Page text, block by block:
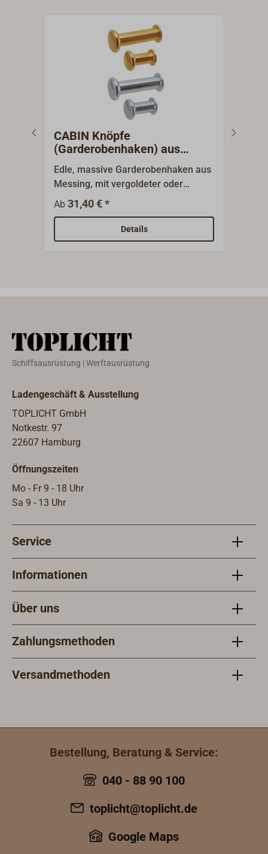
CABIN Knöpfe
(Garderobenhaken) aus
Edle, massive Garderobenhaken aus
Messing, mit vergoldeter oder
verchromter Oberfläche. Die Haken
laufen nicht an.Verdeckte
Wandbefestigung mit Gewindehülse.
Ab31,40 € *
Details
Schiffsausrüstung | Werftausrüstung
Ladengeschäft & Ausstellung
TOPLICHT GmbH
Notkestr. 97
22607 Hamburg
Öffnungszeiten
Mo - Fr 9 - 18 Uhr
Sa 9 - 13 Uhr
Service
Informationen
Über uns
Zahlungsmethoden
Versandmethoden
Bestellung, Beratung & Service:
040 - 88 90 100
toplicht@toplicht.de
Google Maps